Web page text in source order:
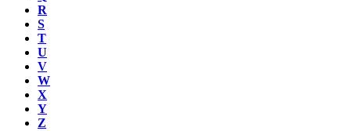
R
S
T
U
V
W
X
Y
Z